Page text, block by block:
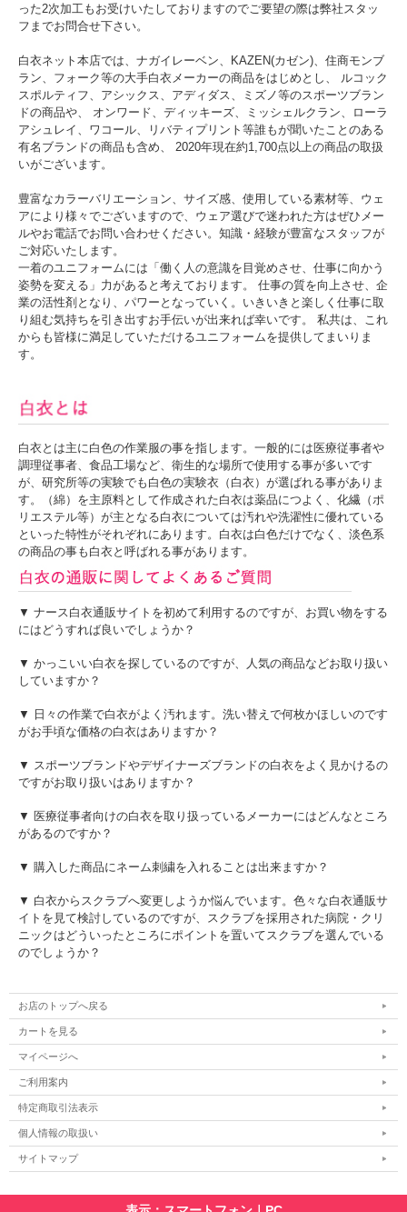
った2次加工もお受けいたしておりますのでご要望の際は弊社スタッ
フまでお問合せ下さい。
白衣ネット本店では、ナガイレーベン、KAZEN(カゼン)、住商モンブ
ラン、フォーク等の大手白衣メーカーの商品をはじめとし、 ルコック
スポルティフ、アシックス、アディダス、ミズノ等のスポーツブラン
ドの商品や、 オンワード、ディッキーズ、ミッシェルクラン、ローラ
アシュレイ、ワコール、リバティプリント等誰もが聞いたことのある
有名ブランドの商品も含め、 2020年現在約1,700点以上の商品の取扱
いがございます。
豊富なカラーバリエーション、サイズ感、使用している素材等、ウェ
アにより様々でございますので、ウェア選びで迷われた方はぜひメー
ルやお電話でお問い合わせください。知識・経験が豊富なスタッフが
ご対応いたします。
一着のユニフォームには「働く人の意識を目覚めさせ、仕事に向かう
姿勢を変える」力があると考えております。 仕事の質を向上させ、企
業の活性剤となり、パワーとなっていく。いきいきと楽しく仕事に取
り組む気持ちを引き出すお手伝いが出来れば幸いです。 私共は、これ
からも皆様に満足していただけるユニフォームを提供してまいりま
す。
白衣とは主に白色の作業服の事を指します。一般的には医療従事者や
調理従事者、食品工場など、衛生的な場所で使用する事が多いです
が、研究所等の実験でも白色の実験衣（白衣）が選ばれる事がありま
す。（綿）を主原料として作成された白衣は薬品につよく、化繊（ポ
リエステル等）が主となる白衣については汚れや洗濯性に優れている
といった特性がそれぞれにあります。白衣は白色だけでなく、淡色系
の商品の事も白衣と呼ばれる事があります。
▼ ナース白衣通販サイトを初めて利用するのですが、お買い物をする
にはどうすれば良いでしょうか？
▼ かっこいい白衣を探しているのですが、人気の商品などお取り扱い
していますか？
▼ 日々の作業で白衣がよく汚れます。洗い替えで何枚かほしいのです
がお手頃な価格の白衣はありますか？
▼ スポーツブランドやデザイナーズブランドの白衣をよく見かけるの
ですがお取り扱いはありますか？
▼ 医療従事者向けの白衣を取り扱っているメーカーにはどんなところ
があるのですか？
▼ 購入した商品にネーム刺繍を入れることは出来ますか？
▼ 白衣からスクラブへ変更しようか悩んでいます。色々な白衣通販サ
イトを見て検討しているのですが、スクラブを採用された病院・クリ
ニックはどういったところにポイントを置いてスクラブを選んでいる
のでしょうか？
お店のトップへ戻る
カートを見る
マイページへ
ご利用案内
特定商取引法表示
個人情報の取扱い
サイトマップ